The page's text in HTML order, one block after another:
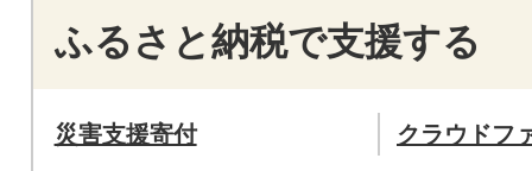
ふるさと納税で支援する
災害支援寄付 クラウドフ